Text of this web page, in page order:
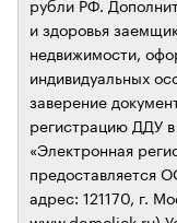
и здоровья
недвижимости,
индивидуальных
заверение
регистрацию ДДУ
«Электронная
предоставляется
адрес: 121170, г.